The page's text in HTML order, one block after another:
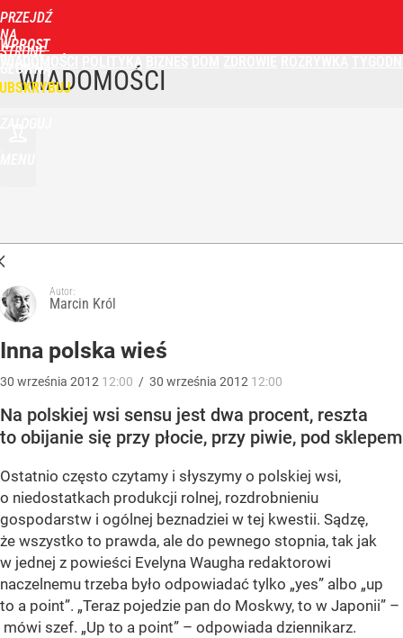
PRZEJDŹ
NA
STRONĘ
GŁÓWNĄ
WPROST
POLITYKA
WIADOMOŚCI
Autor:
Marcin Król
Inna polska wieś
30 września 2012 12:00 / 30 września 2012 12:00
Na polskiej wsi sensu jest dwa procent, reszta
to obijanie się przy płocie, przy piwie, pod sklepem
Ostatnio często czytamy i słyszymy o polskiej wsi,
o niedostatkach produkcji rolnej, rozdrobnieniu
gospodarstw i ogólnej beznadziei w tej kwestii. Sądzę,
że wszystko to prawda, ale do pewnego stopnia, tak jak
w jednej z powieści Evelyna Waugha redaktorowi
naczelnemu trzeba było odpowiadać tylko „yes” albo „up
to a point”. „Teraz pojedzie pan do Moskwy, to w Japonii” –
mówi szef. „Up to a point” – odpowiada dziennikarz.